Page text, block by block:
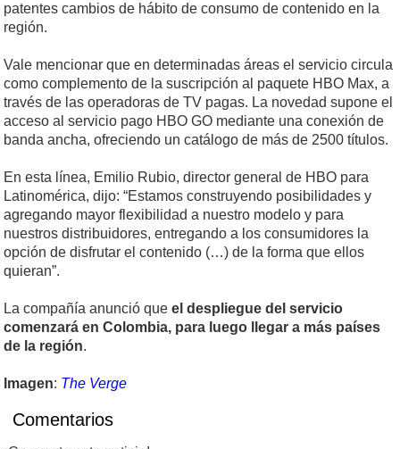
patentes cambios de hábito de consumo de contenido en la
región.
Vale mencionar que en determinadas áreas el servicio circula
como complemento de la suscripción al paquete HBO Max, a
través de las operadoras de TV pagas. La novedad supone el
acceso al servicio pago HBO GO mediante una conexión de
banda ancha, ofreciendo un catálogo de más de 2500 títulos.
En esta línea, Emilio Rubio, director general de HBO para
Latinomérica, dijo: “Estamos construyendo posibilidades y
agregando mayor flexibilidad a nuestro modelo y para
nuestros distribuidores, entregando a los consumidores la
opción de disfrutar el contenido (…) de la forma que ellos
quieran”.
La compañía anunció que el despliegue del servicio
comenzará en Colombia, para luego llegar a más países
de la región.
Imagen: The Verge
Comentarios